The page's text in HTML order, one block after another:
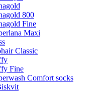
800
Fine
Maxi
Classic
Fine
Comfort socks